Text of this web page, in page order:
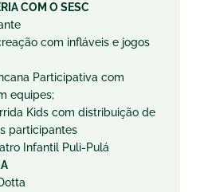
COM O SESC
com infláveis e jogos
Participativa com
equipes;
Kids com distribuição de
participantes
Infantil Puli-Pulá